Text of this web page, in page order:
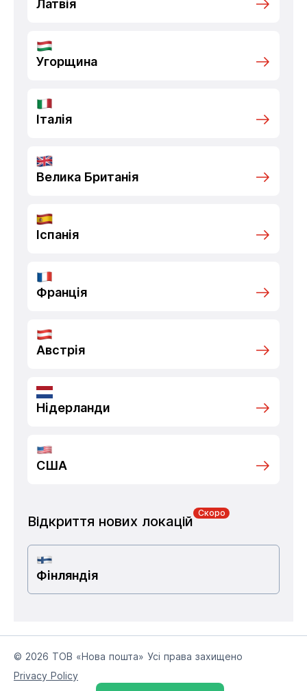
Латвія
Угорщина
Італія
Велика Британія
Іспанія
Франція
Австрія
Нідерланди
США
Відкриття нових локацій
Скоро
Фінляндія
© 2026 ТОВ «Нова пошта» Усі права захищено
Privacy Policy